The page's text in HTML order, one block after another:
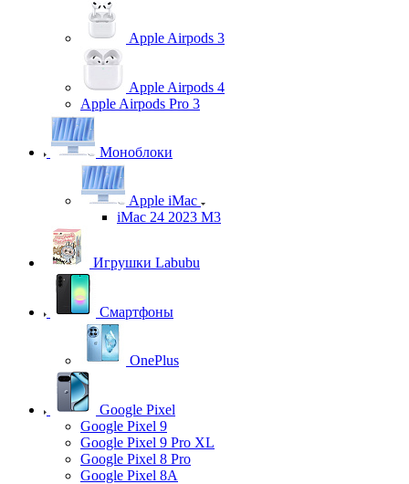
Apple Airpods 3
Apple Airpods 4
Apple Airpods Pro 3
Моноблоки
Apple iMac
iMac 24 2023 M3
Игрушки Labubu
Смартфоны
OnePlus
Google Pixel
Google Pixel 9
Google Pixel 9 Pro XL
Google Pixel 8 Pro
Google Pixel 8A